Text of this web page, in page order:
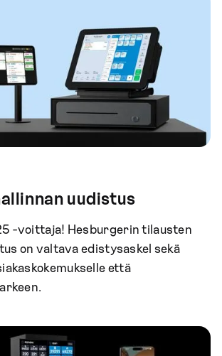
uudistus
-voittaja! Hesburgerin tilausten
on valtava edistysaskel sekä
että